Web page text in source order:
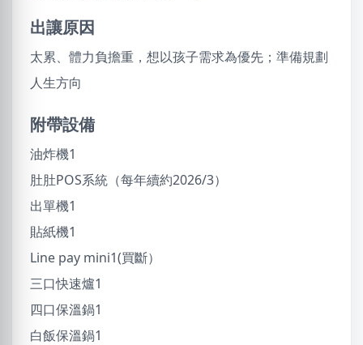
出讓原因
太累、體力負擔重，想以孩子需求為優先；準備規劃
人生方向
附帶設備
油炸機1
肚肚POS系統（每年續約2026/3）
出單機1
貼紙機1
Line pay mini1(買斷）
三口快速爐1
四口保溫鍋1
白飯保溫鍋1